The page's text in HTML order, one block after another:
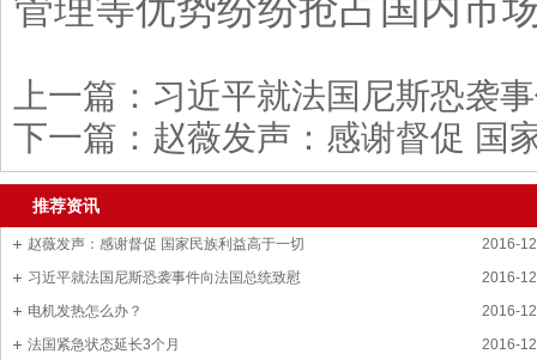
管理等优势纷纷抢占国内市
上一篇： 习近平就法国尼斯恐袭
下一篇： 赵薇发声：感谢督促 国
推荐资讯
2016-
赵薇发声：感谢督促 国家民族利益高于一切
2016-
习近平就法国尼斯恐袭事件向法国总统致慰
2016-
电机发热怎么办？
2016-
法国紧急状态延长3个月